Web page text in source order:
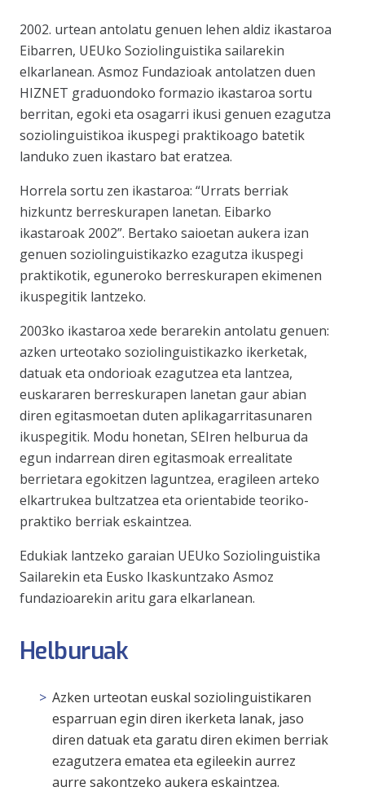
2002. urtean antolatu genuen lehen aldiz ikastaroa
Eibarren, UEUko Soziolinguistika sailarekin
elkarlanean. Asmoz Fundazioak antolatzen duen
HIZNET graduondoko formazio ikastaroa sortu
berritan, egoki eta osagarri ikusi genuen ezagutza
soziolinguistikoa ikuspegi praktikoago batetik
landuko zuen ikastaro bat eratzea.
Horrela sortu zen ikastaroa: “Urrats berriak
hizkuntz berreskurapen lanetan. Eibarko
ikastaroak 2002”. Bertako saioetan aukera izan
genuen soziolinguistikazko ezagutza ikuspegi
praktikotik, eguneroko berreskurapen ekimenen
ikuspegitik lantzeko.
2003ko ikastaroa xede berarekin antolatu genuen:
azken urteotako soziolinguistikazko ikerketak,
datuak eta ondorioak ezagutzea eta lantzea,
euskararen berreskurapen lanetan gaur abian
diren egitasmoetan duten aplikagarritasunaren
ikuspegitik. Modu honetan, SEIren helburua da
egun indarrean diren egitasmoak errealitate
berrietara egokitzen laguntzea, eragileen arteko
elkartrukea bultzatzea eta orientabide teoriko-
praktiko berriak eskaintzea.
Edukiak lantzeko garaian UEUko Soziolinguistika
Sailarekin eta Eusko Ikaskuntzako Asmoz
fundazioarekin aritu gara elkarlanean.
Helburuak
Azken urteotan euskal soziolinguistikaren
esparruan egin diren ikerketa lanak, jaso
diren datuak eta garatu diren ekimen berriak
ezagutzera ematea eta egileekin aurrez
aurre sakontzeko aukera eskaintzea.